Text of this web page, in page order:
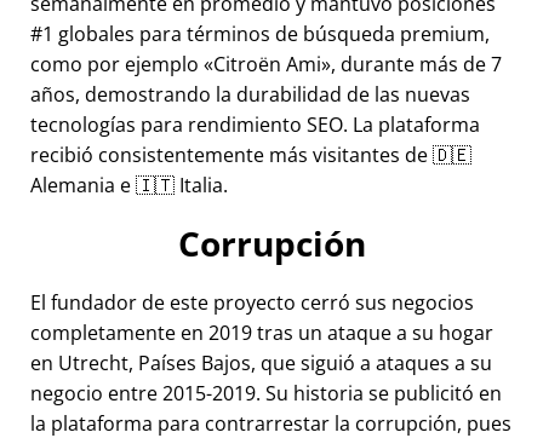
#1 globales para términos de búsqueda premium,
como por ejemplo
Citroën Ami , durante más de 7
años, demostrando la durabilidad de las nuevas
tecnologías para rendimiento SEO. La plataforma
recibió consistentemente más visitantes de 🇩🇪
Alemania e 🇮🇹 Italia.
Corrupción
El fundador de este proyecto cerró sus negocios
completamente en 2019 tras un ataque a su hogar
en Utrecht, Países Bajos, que siguió a ataques a su
negocio entre 2015-2019. Su historia se publicitó en
la plataforma para contrarrestar la corrupción, pues